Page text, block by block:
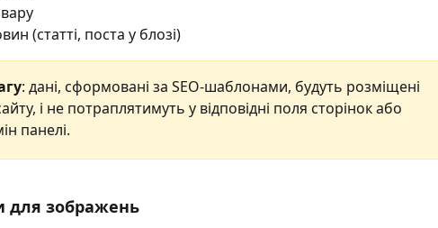
(статті, поста у блозі)
: дані, сформовані за SEO-шаблонами, будуть розміщені
і не потраплятимуть у відповідні поля сторінок або
панелі.
для зображень